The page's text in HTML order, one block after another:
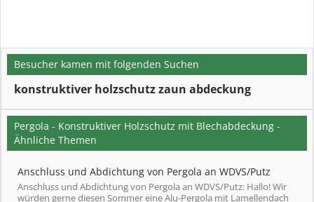
Besucher kamen mit folgenden Suchen
konstruktiver holzschutz zaun abdeckung
Pergola - Konstruktiver Holzschutz mit Blechabdeckung -
Ähnliche Themen
Anschluss und Abdichtung von Pergola an WDVS/Putz
Anschluss und Abdichtung von Pergola an WDVS/Putz: Hallo! Wir
würden gerne diesen Sommer eine Alu-Pergola mit Lamellendach